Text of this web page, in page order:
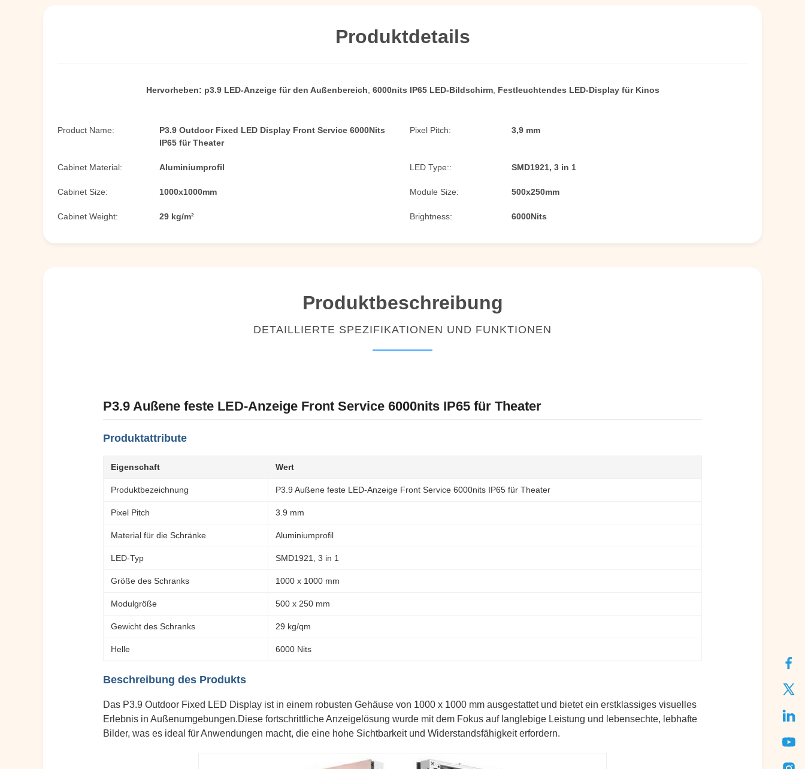
Produktdetails
Hervorheben: p3.9 LED-Anzeige für den Außenbereich 6000nits IP65 LED-Bildschirm, Festleuchtendes LED-Display für Kinos
Product Name:
P3.9 Outdoor Fixed LED Display Front Service 6000Nits
IP65 für Theater
Pixel Pitch: 3,9 mm
Cabinet Material: Aluminiumprofil LED Type:: SMD1921, 3 in 1
Cabinet Size: 1000x1000mm Module Size: 500x250mm
Cabinet Weight: 29 kg/m² Brightness: 6000Nits
Produktbeschreibung
DETAILLIERTE SPEZIFIKATIONEN UND FUNKTIONEN
P3.9 Außene feste LED-Anzeige Front Service 6000nits IP65 für Theater
Produktattribute
Eigenschaft Wert
Produktbezeichnung P3.9 Außene feste LED-Anzeige Front Service 6000nits IP65 für Theater
Pixel Pitch 3.9 mm
Material für die Schränke Aluminiumprofil
LED-Typ SMD1921, 3 in 1
Größe des Schranks 1000 x 1000 mm
Modulgröße 500 x 250 mm
Gewicht des Schranks 29 kg/qm
Helle 6000 Nits
Beschreibung des Produkts
Das P3.9 Outdoor Fixed LED Display ist in einem robusten Gehäuse von 1000 x 1000 mm ausgestattet und bietet ein erstklassiges visuelles
Erlebnis in Außenumgebungen.Diese fortschrittliche Anzeigelösung wurde mit dem Fokus auf langlebige Leistung und lebensechte, lebhafte
Bilder, was es ideal für Anwendungen macht, die eine hohe Sichtbarkeit und Widerstandsfähigkeit erfordern.